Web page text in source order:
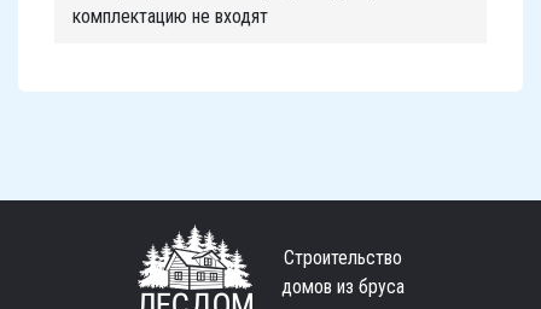
комплектацию не входят
Строительство
домов из бруса